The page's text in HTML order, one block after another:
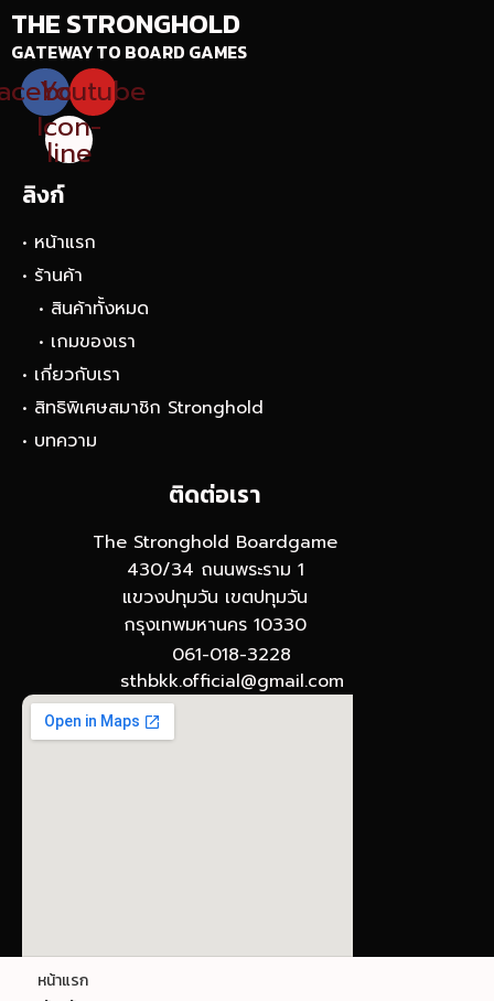
หน้าแรก
THE STRONGHOLD
GATEWAY TO BOARD GAMES
Youtube
Icon-
line
ลิงก์
• หน้าแรก
• ร้านค้า
• สินค้าทั้งหมด
• เกมของเรา
• เกี่ยวกับเรา
• สิทธิพิเศษสมาชิก Stronghold
• บทความ
ติดต่อเรา
The Stronghold Boardgame
430/34 ถนนพระราม 1
แขวงปทุมวัน เขตปทุมวัน
กรุงเทพมหานคร 10330
061-018-3228
sthbkk.official@gmail.com
© The Stronghold SIAM : Gateway to Board